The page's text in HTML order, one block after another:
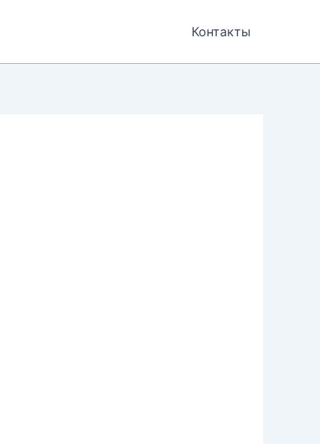
Контакты